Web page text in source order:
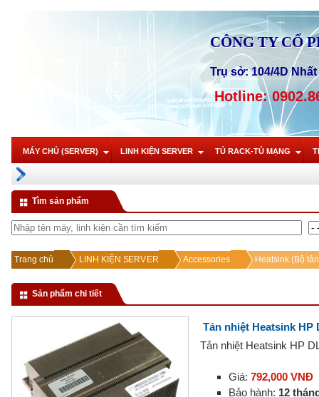
CÔNG TY CỔ
Trụ sở: 104/4D
Hotline:
MÁY CHỦ (SERVER) LINH KIỆN SERVER TỦ RACK-TỦ MẠNG
Tìm sản phẩm
Trang chủ LINH KIỆN SERVER Accessories Heatsink (Bộ
Sản phẩm chi tiết
Tản nhiệt Heatsink HP
Tản nhiệt Heatsink HP
Giá:792,000 VNĐ
Bảo hành: 12